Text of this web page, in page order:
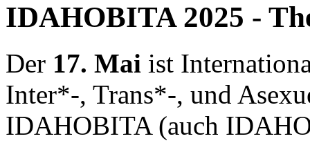
IDAHOBITA 2025 -
Der 17. Mai ist
Inter*-, Trans*-, und
IDAHOBITA (auch